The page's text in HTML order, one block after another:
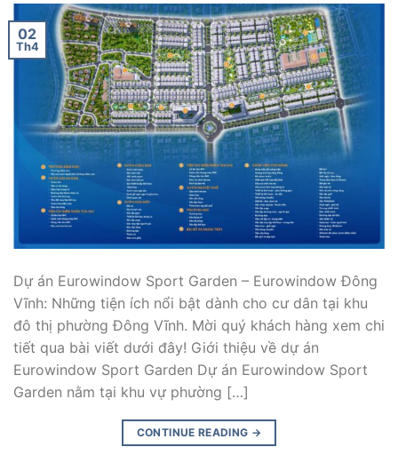
02
Th4
Dự án Eurowindow Sport Garden – Eurowindow Đông
Vĩnh: Những tiện ích nổi bật dành cho cư dân tại khu
đô thị phường Đông Vĩnh. Mời quý khách hàng xem chi
tiết qua bài viết dưới đây! Giới thiệu về dự án
Eurowindow Sport Garden Dự án Eurowindow Sport
Garden nằm tại khu vự phường […]
CONTINUE READING →